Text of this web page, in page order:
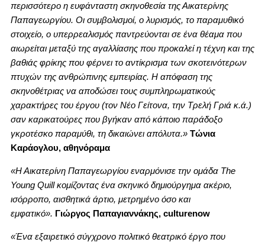
περισσότερο η ευφάνταστη σκηνοθεσία της Αικατερίνης
Παπαγεωργίου. Οι συμβολισμοί, ο λυρισμός, το παραμυθικό
στοιχείο, ο υπερρεαλισμός παντρεύονται σε ένα θέαμα που
αιωρείται μεταξύ της αγαλλίασης που προκαλεί η τέχνη και της
βαθιάς φρίκης που φέρνει το αντίκρισμα των σκοτεινότερων
πτυχών της ανθρώπινης εμπειρίας. Η απόφαση της
σκηνοθέτριας να αποδώσει τους συμπληρωματικούς
χαρακτήρες του έργου (τον Νέο Γείτονα, την Τρελή Γριά κ.ά.)
σαν καρικατούρες που βγήκαν από κάποιο παράδοξο
γκροτέσκο παραμύθι, τη δικαιώνει απόλυτα.» Τώνια
Καράογλου, αθηνόραμα
«Η Αικατερίνη Παπαγεωργίου εναρμόνισε την ομάδα The
Young Quill κομίζοντας ένα σκηνικό δημιούργημα ακέριο,
ισόρροπο, αισθητικά άρτιο, μετρημένο όσο και
εμφατικό». Γιώργος Παπαγιαννάκης, culturenow
«Ένα εξαιρετικό σύγχρονο πολιτικό θεατρικό έργο που